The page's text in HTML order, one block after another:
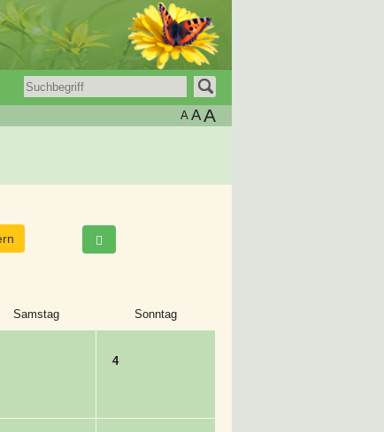
A AA
Samstag Sonntag
4